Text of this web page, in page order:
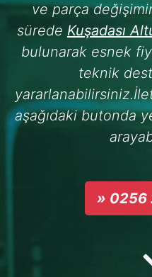
ve parça
sürede Kuşadası
bulunarak esnek
teknik
aşağıdaki butonda
» 0256